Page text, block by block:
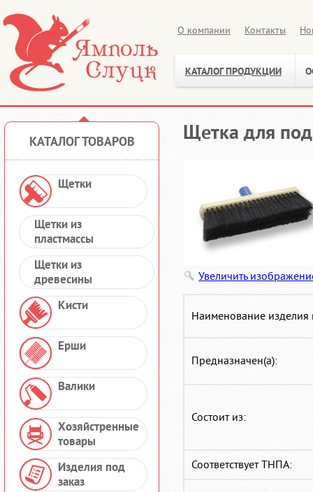
О компании Контакты
КАТАЛОГ ПРОДУКЦИИ
КАТАЛОГ ТОВАРОВ
Щетки
Щетки из
пластмассы
Щетки из
древесины
Кисти
Ерши
Валики
Хозяйстренные
товары
Изделия под
заказ
Щетка для
Увеличить
Наименование изделия
Предназначен(а):
Состоит из:
Соответствует ТНПА: